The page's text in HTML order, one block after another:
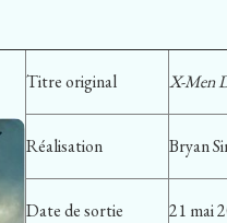
Titre original X-Men
Réalisation Bryan
Date de sortie 21 mai